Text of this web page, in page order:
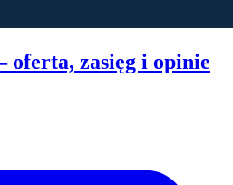
zasięg i opinie